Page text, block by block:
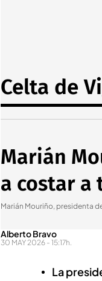
Celta de
Marián
a costar a
Marián Mouriño, presidenta
Alberto Bravo
30 MAY 2026 - 15:17h.
La